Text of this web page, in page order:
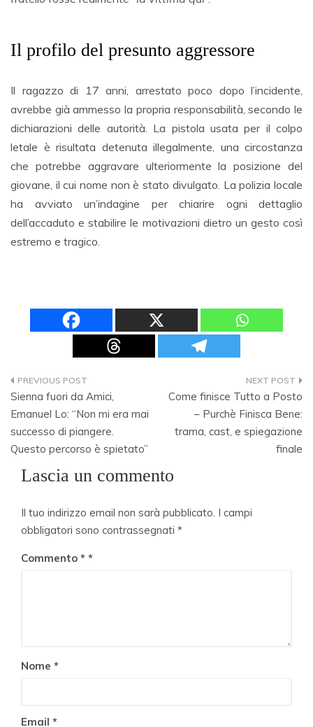
Il profilo del presunto aggressore
Il ragazzo di 17 anni, arrestato poco dopo l’incidente,
avrebbe già ammesso la propria responsabilità, secondo le
dichiarazioni delle autorità. La pistola usata per il colpo
letale è risultata detenuta illegalmente, una circostanza
che potrebbe aggravare ulteriormente la posizione del
giovane, il cui nome non è stato divulgato. La polizia locale
ha avviato un’indagine per chiarire ogni dettaglio
dell’accaduto e stabilire le motivazioni dietro un gesto così
estremo e tragico.
Navigazione
articoli
Sienna fuori da Amici,
Emanuel Lo: “Non mi era mai
successo di piangere.
Questo percorso è spietato”
Come finisce Tutto a Posto
– Purchè Finisca Bene:
trama, cast, e spiegazione
finale
Lascia un commento
Il tuo indirizzo email non sarà pubblicato. I campi
obbligatori sono contrassegnati *
Commento *
Nome *
Email *